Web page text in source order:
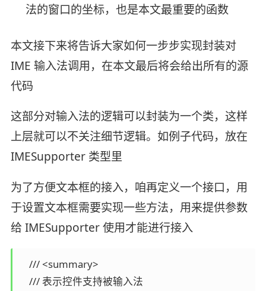
法的窗口的坐标，也是本文最重要的函数
本文接下来将告诉大家如何一步步实现封装对
IME 输入法调用，在本文最后将会给出所有的源
代码
这部分对输入法的逻辑可以封装为一个类，这样
上层就可以不关注细节逻辑。如例子代码，放在
IMESupporter 类型里
为了方便文本框的接入，咱再定义一个接口，用
于设置文本框需要实现一些方法，用来提供参数
给 IMESupporter 使用才能进行接入
    /// <summary>
    /// 表示控件支持被输入法